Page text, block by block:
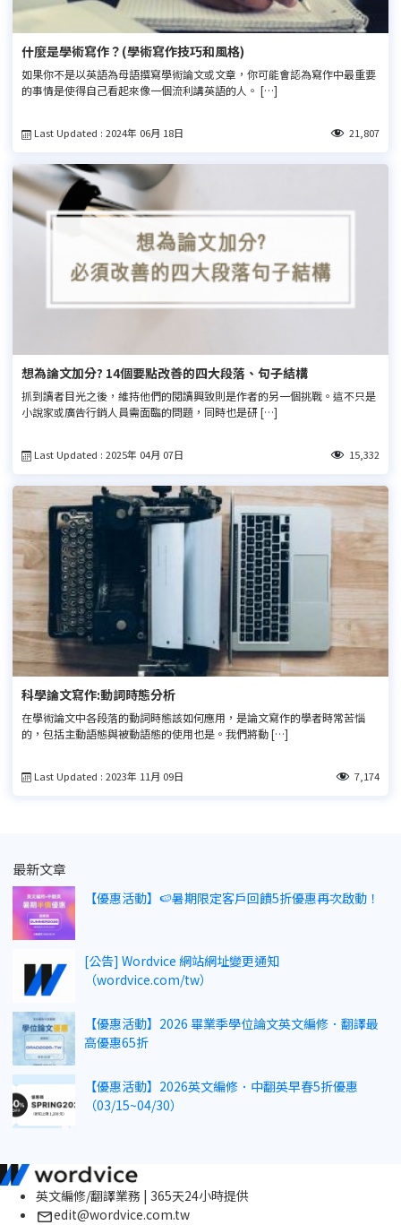
什麼是學術寫作？(學術寫作技巧和風格)
如果你不是以英語為母語撰寫學術論文或文章，你可能會認為寫作中最重要
的事情是使得自己看起來像一個流利講英語的人。 […]
Last Updated : 2024年 06月 18日 21,807
想為論文加分? 14個要點改善的四大段落、句子結構
抓到讀者目光之後，維持他們的閱讀興致則是作者的另一個挑戰。這不只是
小說家或廣告行銷人員需面臨的問題，同時也是研 […]
Last Updated : 2025年 04月 07日 15,332
科學論文寫作:動詞時態分析
在學術論文中各段落的動詞時態該如何應用，是論文寫作的學者時常苦惱
的，包括主動語態與被動語態的使用也是。我們將動 […]
Last Updated : 2023年 11月 09日 7,174
最新文章
【優惠活動】🍉暑期限定客戶回饋5折優惠再次啟動！
[公告] Wordvice 網站網址變更通知
（wordvice.com/tw）
【優惠活動】2026 畢業季學位論文英文編修．翻譯最
高優惠65折
【優惠活動】2026英文編修．中翻英早春5折優惠
（03/15~04/30）
英文編修/翻譯業務 | 365天24小時提供
edit@wordvice.com.tw